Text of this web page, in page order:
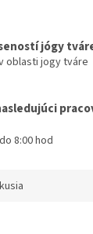
jógy
oblasti jogy tváre
8:00 hod